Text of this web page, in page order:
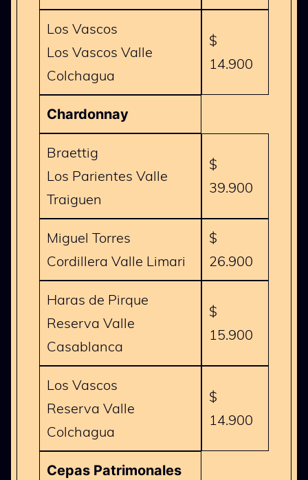
Los Vascos
Los Vascos Valle
Colchagua
$
14.900
Chardonnay
Braettig
Los Parientes Valle
Traiguen
$
39.900
Miguel Torres
Cordillera Valle Limari
$
26.900
Haras de Pirque
Reserva Valle
Casablanca
$
15.900
Los Vascos
Reserva Valle
Colchagua
$
14.900
Cepas Patrimonales